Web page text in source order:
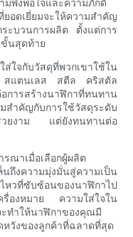
มพึงพอใจและความภักดี
อดเยี่ยมจะให้ความสำคัญ
ะบวนการผลิต ตั้งแต่การ
ขั้นสุดท้าย
จกับวัสดุที่พวกเขาใช้ใน
แตนเลส สตีล คริสตัล
ารสร้างนาฬิกาที่ทนทาน
ำคัญกับการใช้วัสดุระดับ
สวยงาม แต่ยังทนทานต่อ
ณาเมื่อเลือกผู้ผลิต
ถึงความมุ่งมั่นสู่ความเป็น
หวที่ซับซ้อนของนาฬิกาไป
รื่องหมาย ความใส่ใจใน
ะทำให้นาฬิกาของคุณมี
วังของลูกค้าที่ฉลาดที่สุด